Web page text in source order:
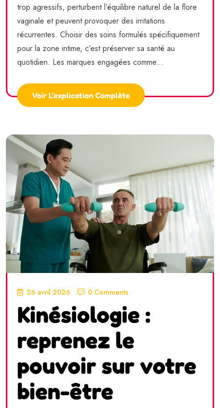
trop agressifs, perturbent l’équilibre naturel de la flore
vaginale et peuvent provoquer des irritations
récurrentes. Choisir des soins formulés spécifiquement
pour la zone intime, c’est préserver sa santé au
quotidien. Les marques engagées comme...
Voir L'explication Complète
26 avril 2026 0 Comments
Kinésiologie :
reprenez le
pouvoir sur votre
bien-être